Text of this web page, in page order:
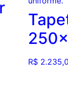
R$